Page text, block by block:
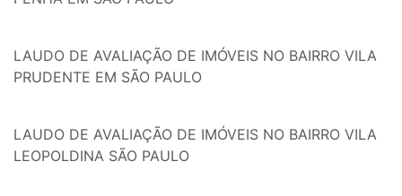
LAUDO DE AVALIAÇÃO DE IMÓVEIS NO BAIRRO VILA
PRUDENTE EM SÃO PAULO
LAUDO DE AVALIAÇÃO DE IMÓVEIS NO BAIRRO VILA
LEOPOLDINA SÃO PAULO